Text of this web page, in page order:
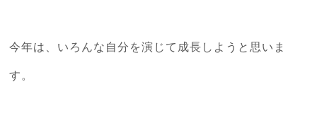
今年は、いろんな自分を演じて成長しようと思いま
す。